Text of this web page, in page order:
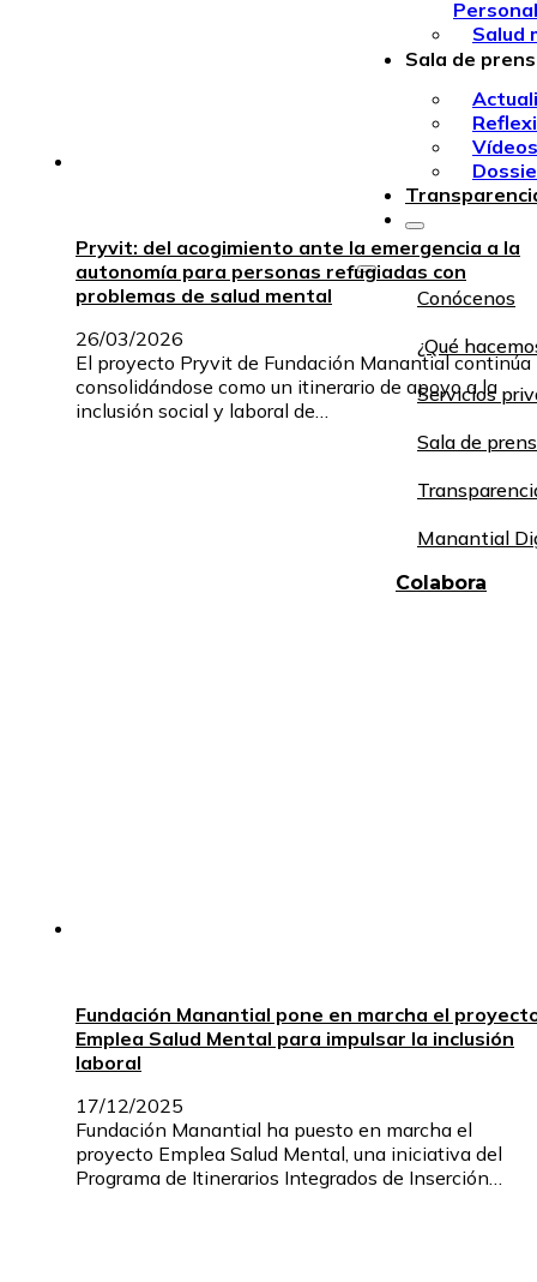
Personal
Salud
Sala de
Vídeos
Conócenos
¿Qué
Servicios
Sala de
Manantial
Colabora
Pryvit: del acogimiento ante la emergencia a la
autonomía para personas refugiadas con
problemas de salud mental
26/03/2026
El proyecto Pryvit de Fundación Manantial continúa
consolidándose como un itinerario de apoyo a la
inclusión social y laboral de…
Fundación Manantial pone en marcha el
Emplea Salud Mental para impulsar la inclusión
laboral
17/12/2025
Fundación Manantial ha puesto en marcha el
proyecto Emplea Salud Mental, una iniciativa del
Programa de Itinerarios Integrados de Inserción…